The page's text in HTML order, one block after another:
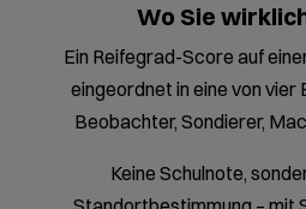
Wo Sie
Ein Reifegrad-Score auf
eingeordnet in eine von vier
Beobachter, Sondierer,
Keine Schulnote,